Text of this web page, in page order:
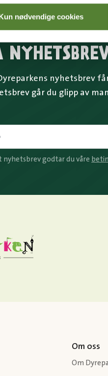
nødvendige cookies
nyhetsbrev
går du glipp av
nyhetsbrev godtar du våre
Om oss
Om